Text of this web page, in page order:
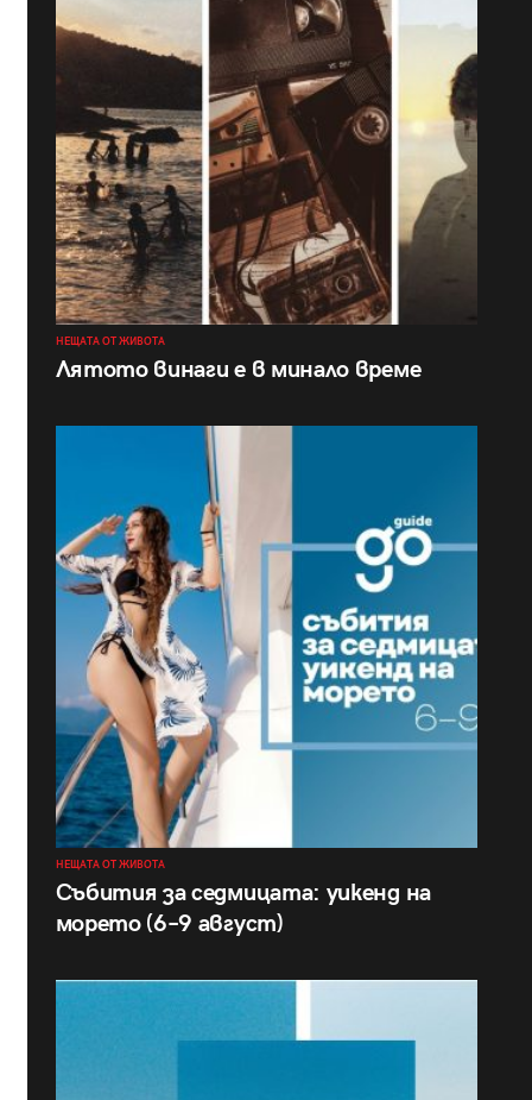
НЕЩАТА ОТ ЖИВОТА
Лятото винаги е в минало време
НЕЩАТА ОТ ЖИВОТА
Събития за седмицата: уикенд на
морето (6–9 август)